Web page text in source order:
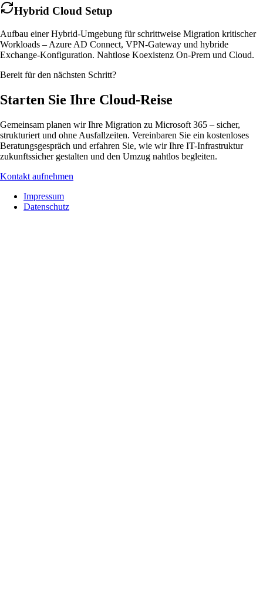
Hybrid Cloud Setup
Aufbau einer Hybrid-Umgebung für schrittweise Migration kritischer
Workloads – Azure AD Connect, VPN-Gateway und hybride
Exchange-Konfiguration. Nahtlose Koexistenz On-Prem und Cloud.
Bereit für den nächsten Schritt?
Starten Sie Ihre Cloud-Reise
Gemeinsam planen wir Ihre Migration zu Microsoft 365 – sicher,
strukturiert und ohne Ausfallzeiten. Vereinbaren Sie ein kostenloses
Beratungsgespräch und erfahren Sie, wie wir Ihre IT-Infrastruktur
zukunftssicher gestalten und den Umzug nahtlos begleiten.
Kontakt aufnehmen
Impressum
Datenschutz